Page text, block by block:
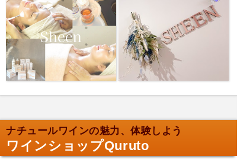
ナチュールワインの魅力、体験しよう
ワインショップQuruto